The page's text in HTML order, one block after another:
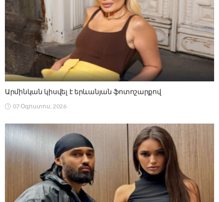
Արմինկան կիսվել է երևանյան ֆոտոշարքով
07 Օգոստոս, 2026